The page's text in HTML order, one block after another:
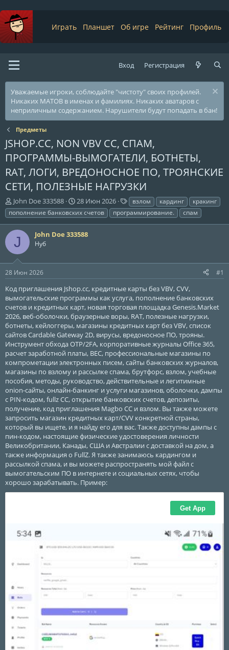
Играть Планшет Об игре Рейтинг Профиль
Вход Регистрация
Уважаемые игроки, соблюдайте "чистоту" своих профилей.
Никаких МАТОВ в именах и фамилиях. Никаких аватаров с
неприличным содержанием. Нарушители будут попадать в бан!
Предметы
JSHOP.CC, NON VBV CC, СПАМ,
ПРОГРАММЫ-ВЫМОГАТЕЛИ, БОТНЕТЫ,
RAT, ЛОГИ, ВРЕДОНОСНОЕ ПО, ТРОЯНСКИЕ
СЕТИ, ПОЛЕЗНЫЕ НАГРУЗКИ
А
в
т
о
т
е
м
ы
John Doe 333588
Д
а
т
н
а
28 Июн 2026
Т
е
г
взлом кардинг
кракинг
пополнение банковских счетов
программирование. спам
J John Doe 333588
Нуб
28 Июн 2026 #1
Код приглашения Jshop.cc, кредитные карты без VBV, CVV,
вымогательские программы как услуга, пополнение банковских
счетов и кредитных карт, новая торговая площадка Genesis.Market
2026, веб-оболочки, браузерные воры, RAT, полезные нагрузки,
ботнеты, кейлоггеры, магазины кредитных карт без VBV, список
сайтов Cardable Gateway 2D, вирусы, вредоносное ПО, трояны.
Инструмент обхода OTP/2FA, корпоративные журналы Office 365,
расчет заработной платы, BEC, профессиональные магазины по
компрометации электронных писем, сайты банковских журналов,
магазины по взлому и рассылке спама, брутфорс, взлом, учебные
пособия, методы, руководство, действительные и легитимные
onion-сайты, онлайн-банкинг и услуги магазинов, оболочки, дампы
с PIN-кодом, fullz CC, открытие банковских счетов, депозиты,
получение, код приглашения Magbo CC и взлом. Вы также можете
запросить магазин кредитных карт/CVV конкретной страны,
который вы ищете, и я найду его для вас. Также доступны дампы с
пин-кодом, настоящие физические удостоверения личности
Великобритании, Канады, США и Австралии с доставкой на дом, а
также информация о FullZ. Я также занимаюсь кардингом и
рассылкой спама, и вы можете распространять мой файл с
вымогательским ПО в интернете и социальных сетях, чтобы
хорошо зарабатывать. Пример: